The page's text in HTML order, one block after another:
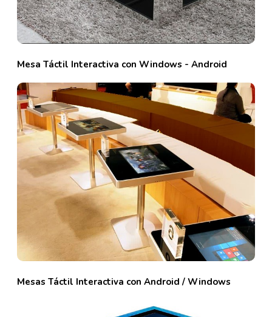
Mesa Táctil Interactiva con Windows - Android
Mesas Táctil Interactiva con Android / Windows